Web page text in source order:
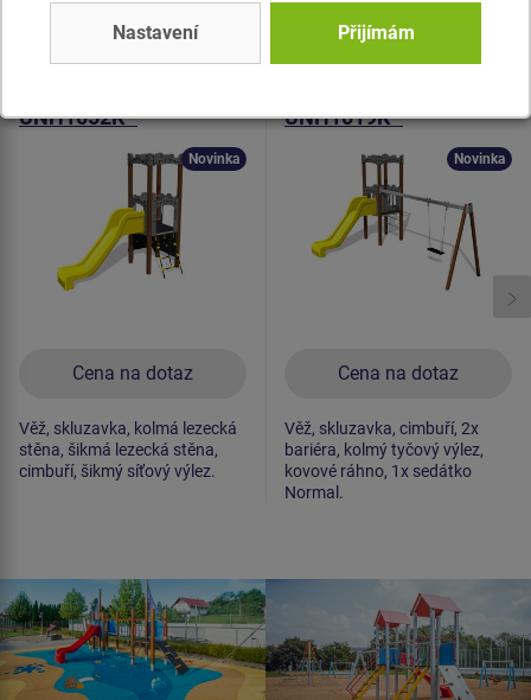
UNH1052K -
Cena na dotaz
Novinka
Věž, skluzavka, kolmá lezecká
stěna, šikmá lezecká stěna,
cimbuří, šikmý síťový výlez.
UNH1019K -
Cena na dotaz
Novinka
Věž, skluzavka, cimbuří, 2x
bariéra, kolmý tyčový výlez,
kovové ráhno, 1x sedátko
Normal.
Nastavení Přijímám